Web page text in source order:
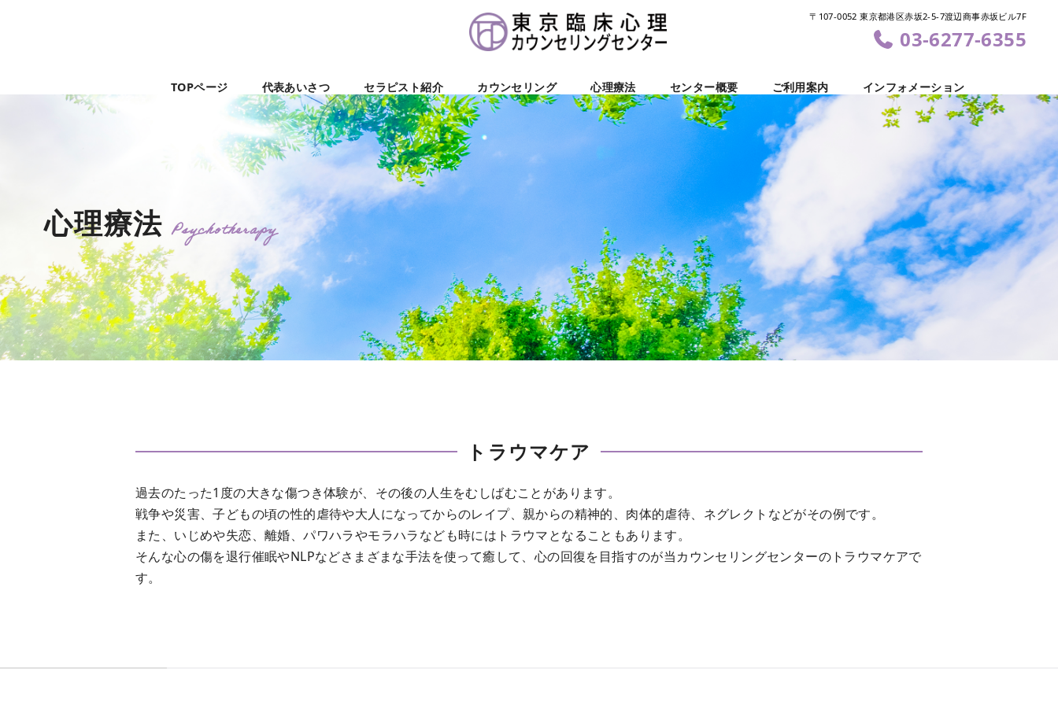
〒107-0052 東京都港区赤坂2-5-7渡辺商事赤坂ビル7F
03-6277-6355
TOPページ 代表あいさつ セラピスト紹介 カウンセリング 心理療法 センター概要 ご利用案内 インフォメーション
心理療法 Psychotherapy
トラウマケア
過去のたった1度の大きな傷つき体験が、その後の人生をむしばむことがあります。
戦争や災害、子どもの頃の性的虐待や大人になってからのレイプ、親からの精神的、肉体的虐待、ネグレクトなどがその例です。
また、いじめや失恋、離婚、パワハラやモラハラなども時にはトラウマとなることもあります。
そんな心の傷を退行催眠やNLPなどさまざまな手法を使って癒して、心の回復を目指すのが当カウンセリングセンターのトラウマケアで
す。